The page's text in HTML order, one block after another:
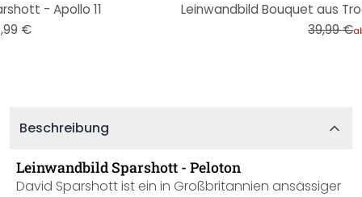
- Apollo 11
€
39,99 €
Beschreibung
Leinwandbild Sparshott - Peloton
David Sparshott ist ein in Großbritannien ansässiger